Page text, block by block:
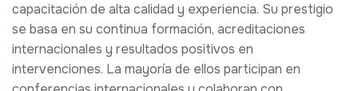
capacitación de alta calidad y experiencia. Su prestigio
se basa en su continua formación, acreditaciones
internacionales y resultados positivos en
intervenciones. La mayoría de ellos participan en